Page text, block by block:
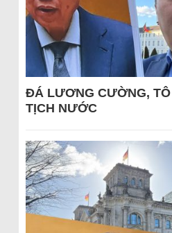
ĐÁ LƯƠNG CƯỜNG,
TỊCH NƯỚC